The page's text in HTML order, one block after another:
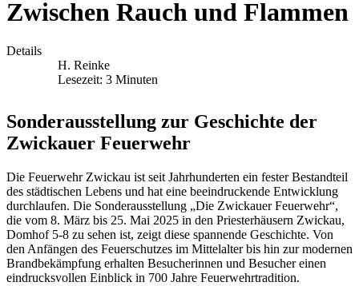
Zwischen Rauch und Flammen
Details
H. Reinke
Lesezeit: 3 Minuten
Sonderausstellung zur Geschichte der
Zwickauer Feuerwehr
Die Feuerwehr Zwickau ist seit Jahrhunderten ein fester Bestandteil
des städtischen Lebens und hat eine beeindruckende Entwicklung
durchlaufen. Die Sonderausstellung „Die Zwickauer Feuerwehr“,
die vom 8. März bis 25. Mai 2025 in den Priesterhäusern Zwickau,
Domhof 5-8 zu sehen ist, zeigt diese spannende Geschichte. Von
den Anfängen des Feuerschutzes im Mittelalter bis hin zur modernen
Brandbekämpfung erhalten Besucherinnen und Besucher einen
eindrucksvollen Einblick in 700 Jahre Feuerwehrtradition.